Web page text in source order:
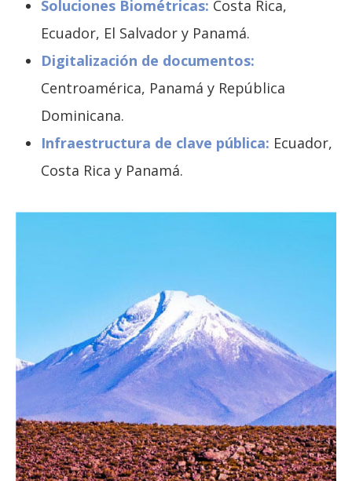
Soluciones Biométricas: Costa Rica,
Ecuador, El Salvador y Panamá.
Digitalización de documentos:
Centroamérica, Panamá y República
Dominicana.
Infraestructura de clave pública: Ecuador,
Costa Rica y Panamá.